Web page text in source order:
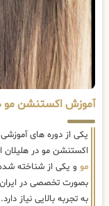
آموزش اکستنشن مو
یکی از دوره های
اکستنشن مو در هلیلان
مو و یکی از شناخته
بصورت تخصصی در
به تجربه بالایی نیاز